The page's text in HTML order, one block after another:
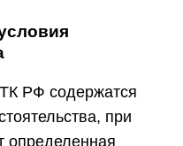
РФ содержатся
при
определенная